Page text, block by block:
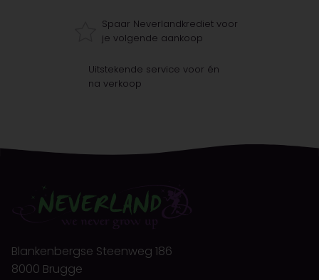
Spaar Neverlandkrediet voor
je volgende aankoop
Uitstekende service voor én
na verkoop
Blankenbergse Steenweg 186
8000 Brugge